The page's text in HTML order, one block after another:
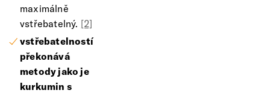
maximálně
vstřebatelný. [2]
vstřebatelností
překonává
metody jako je
kurkumin s